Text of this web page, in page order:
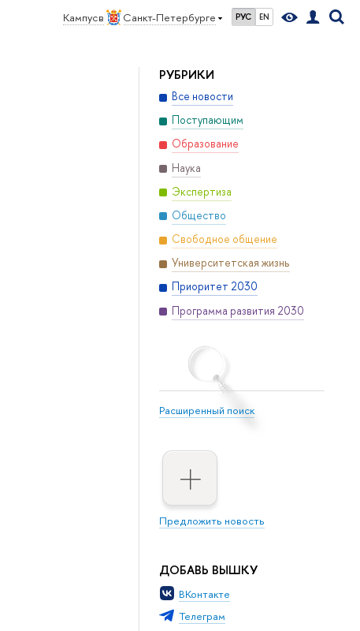
Кампус в Санкт-Петербурге РУС EN
РУБРИКИ
Все новости
Поступающим
Образование
Наука
Экспертиза
Общество
Свободное общение
Университетская жизнь
Приоритет 2030
Программа развития 2030
Расширенный поиск
Предложить новость
ДОБАВЬ ВЫШКУ
ВКонтакте
Телеграм